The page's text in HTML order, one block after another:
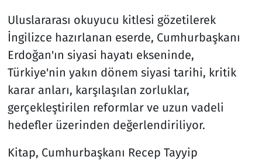
Uluslararası okuyucu kitlesi gözetilerek
İngilizce hazırlanan eserde, Cumhurbaşkanı
Erdoğan'ın siyasi hayatı ekseninde,
Türkiye'nin yakın dönem siyasi tarihi, kritik
karar anları, karşılaşılan zorluklar,
gerçekleştirilen reformlar ve uzun vadeli
hedefler üzerinden değerlendiriliyor.
Kitap, Cumhurbaşkanı Recep Tayyip